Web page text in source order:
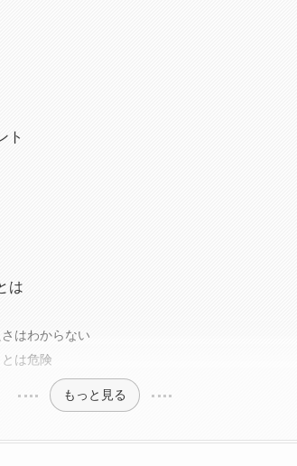
ト
は
はわからない
は危険
もっと見る